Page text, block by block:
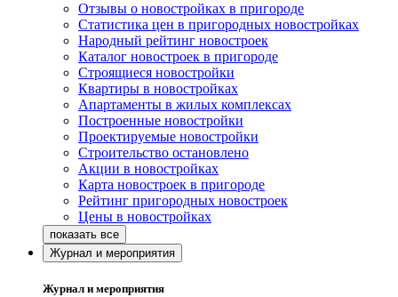
Отзывы о новостройках в пригороде
Статистика цен в пригородных новостройках
Народный рейтинг новостроек
Каталог новостроек в пригороде
Строящиеся новостройки
Квартиры в новостройках
Апартаменты в жилых комплексах
Построенные новостройки
Проектируемые новостройки
Строительство остановлено
Акции в новостройках
Карта новостроек в пригороде
Рейтинг пригородных новостроек
Цены в новостройках
Журнал и мероприятия
Журнал и мероприятия